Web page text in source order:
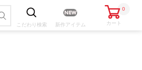
こだわり 検索 新作アイテム
0
カート